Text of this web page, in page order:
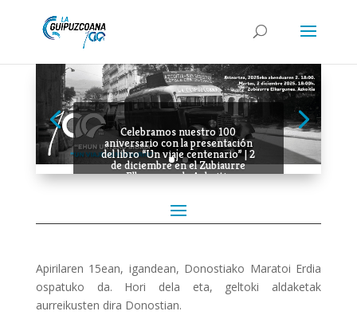
Celebramos nuestro 100
aniversario con la presentación
del libro “Un viaje centenario” | 2
de diciembre en el Zubiaurre
Elkargunea de Azkoitia
Apirilaren 15ean, igandean, Donostiako Maratoi Erdia
ospatuko da. Hori dela eta, geltoki aldaketak
aurreikusten dira Donostian.